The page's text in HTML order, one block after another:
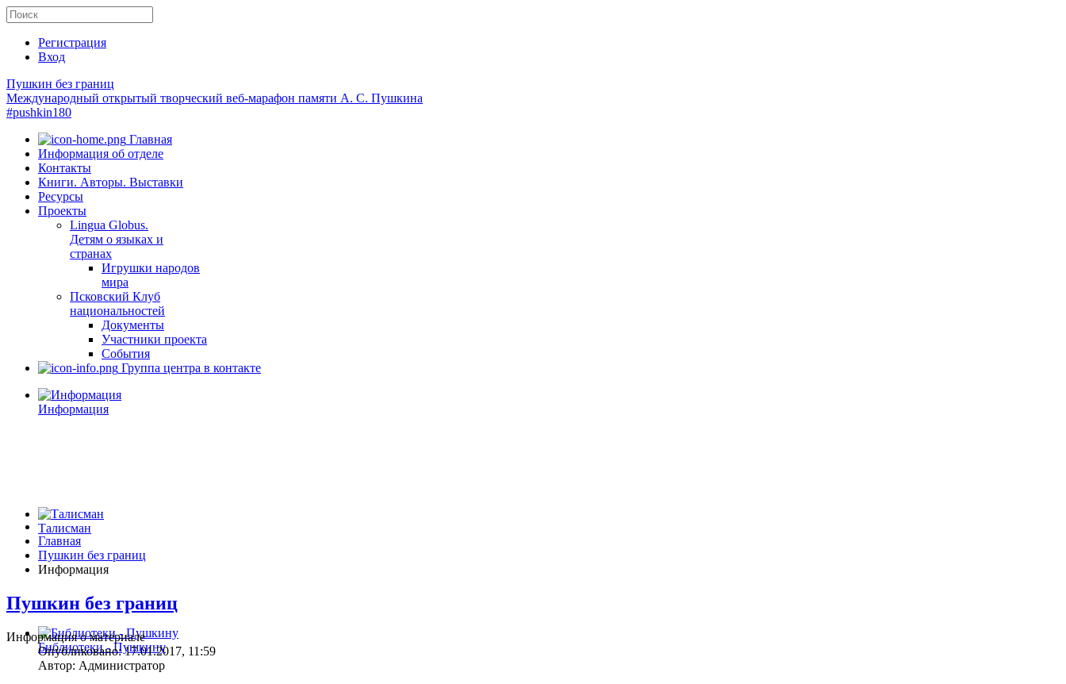
Регистрация
Вход
Пушкин без границ
Международный открытый творческий веб-марафон памяти А. С. Пушкина
#pushkin180
Главная
Информация об отделе
Контакты
Книги. Авторы. Выставки
Ресурсы
Проекты
Lingua Globus.
Детям о языках и
странах
Игрушки народов
мира
Псковский Клуб
национальностей
Документы
Участники проекта
События
Группа центра в контакте
Информация
Талисман
Библиотеки - Пушкину
Главная
Пушкин без границ
Информация
Пушкин без границ
Информация о материале
Опубликовано: 17.01.2017, 11:59
Автор: Администратор